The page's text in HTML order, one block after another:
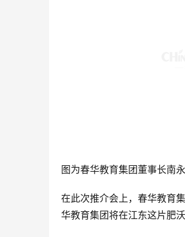
图为春华教育集团董事长南
在此次推介会上，春华教育
华教育集团将在江东这片肥